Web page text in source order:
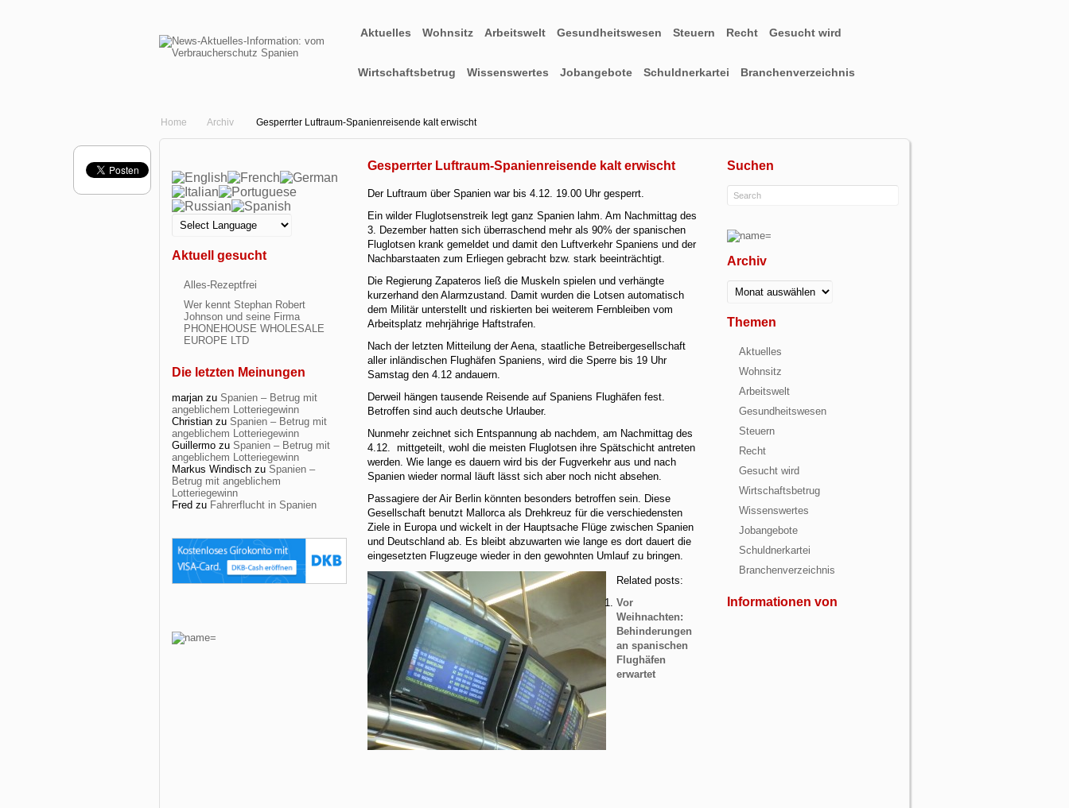
Aktuelles Wohnsitz Arbeitswelt Gesundheitswesen Steuern Recht Gesucht wird
Wirtschaftsbetrug Wissenswertes Jobangebote Schuldnerkartei Branchenverzeichnis
Home Archiv Gesperrter Luftraum-Spanienreisende kalt erwischt
Aktuell gesucht
Alles-Rezeptfrei
Wer kennt Stephan Robert
Johnson und seine Firma
PHONEHOUSE WHOLESALE
EUROPE LTD
Die letzten Meinungen
marjan zu Spanien – Betrug mit
angeblichem Lotteriegewinn
Christian zu Spanien – Betrug mit
angeblichem Lotteriegewinn
Guillermo zu Spanien – Betrug mit
angeblichem Lotteriegewinn
Markus Windisch zu Spanien –
Betrug mit angeblichem
Lotteriegewinn
Fred zu Fahrerflucht in Spanien
Suchen
Archiv
Archiv
Themen
Aktuelles
Wohnsitz
Arbeitswelt
Gesundheitswesen
Steuern
Recht
Gesucht wird
Wirtschaftsbetrug
Wissenswertes
Jobangebote
Schuldnerkartei
Branchenverzeichnis
Informationen von
Gesperrter Luftraum-Spanienreisende kalt erwischt
Der Luftraum über Spanien war bis 4.12. 19.00 Uhr gesperrt.
Ein wilder Fluglotsenstreik legt ganz Spanien lahm. Am Nachmittag des
3. Dezember hatten sich überraschend mehr als 90% der spanischen
Fluglotsen krank gemeldet und damit den Luftverkehr Spaniens und der
Nachbarstaaten zum Erliegen gebracht bzw. stark beeinträchtigt.
Die Regierung Zapateros ließ die Muskeln spielen und verhängte
kurzerhand den Alarmzustand. Damit wurden die Lotsen automatisch
dem Militär unterstellt und riskierten bei weiterem Fernbleiben vom
Arbeitsplatz mehrjährige Haftstrafen.
Nach der letzten Mitteilung der Aena, staatliche Betreibergesellschaft
aller inländischen Flughäfen Spaniens, wird die Sperre bis 19 Uhr
Samstag den 4.12 andauern.
Derweil hängen tausende Reisende auf Spaniens Flughäfen fest.
Betroffen sind auch deutsche Urlauber.
Nunmehr zeichnet sich Entspannung ab nachdem, am Nachmittag des
4.12. mittgeteilt, wohl die meisten Fluglotsen ihre Spätschicht antreten
werden. Wie lange es dauern wird bis der Fugverkehr aus und nach
Spanien wieder normal läuft lässt sich aber noch nicht absehen.
Passagiere der Air Berlin könnten besonders betroffen sein. Diese
Gesellschaft benutzt Mallorca als Drehkreuz für die verschiedensten
Ziele in Europa und wickelt in der Hauptsache Flüge zwischen Spanien
und Deutschland ab. Es bleibt abzuwarten wie lange es dort dauert die
eingesetzten Flugzeuge wieder in den gewohnten Umlauf zu bringen.
Related posts:
Vor
Weihnachten:
Behinderungen
an spanischen
Flughäfen
erwartet